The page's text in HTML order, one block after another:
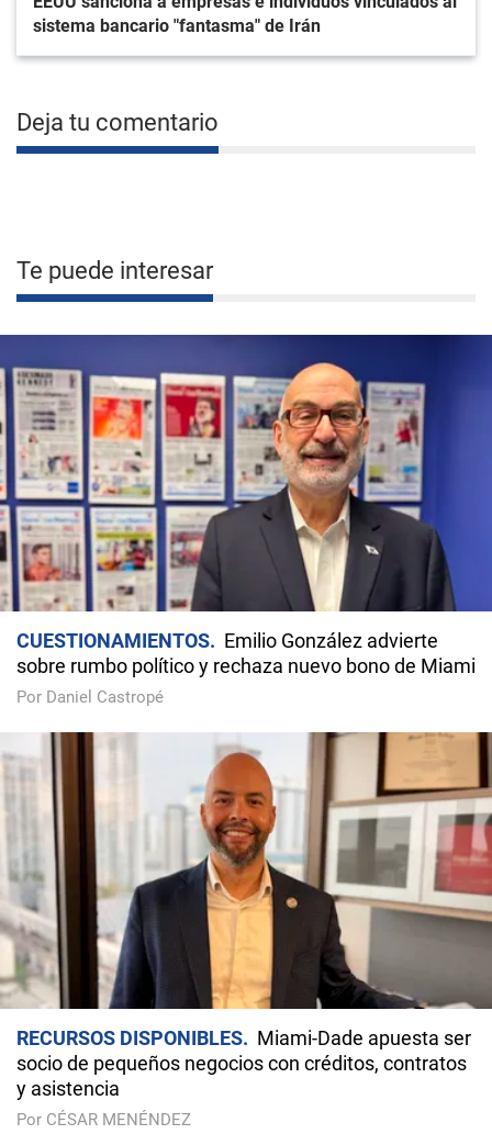
sistema bancario "fantasma" de Irán
Deja tu comentario
Te puede interesar
CUESTIONAMIENTOS
Emilio González advierte
sobre rumbo político y rechaza nuevo bono de Miami
Por Daniel Castropé
RECURSOS DISPONIBLES
Miami-Dade apuesta ser
socio de pequeños negocios con créditos, contratos
y asistencia
Por CÉSAR MENÉNDEZ